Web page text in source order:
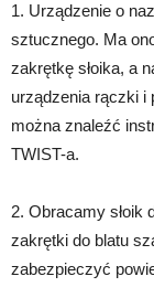
1. Urządzenie o
sztucznego. Ma
zakrętkę słoika, a
urządzenia rączki i
można znaleźć
TWIST-a.
2. Obracamy słoik
zakrętki do blatu
zabezpieczyć